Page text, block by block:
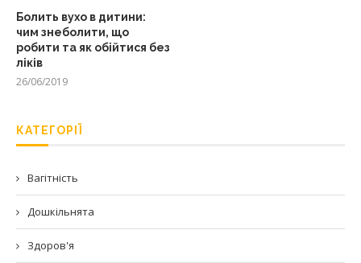
Болить вухо в дитини:
чим знеболити, що
робити та як обійтися без
ліків
26/06/2019
КАТЕГОРІЇ
Вагітність
Дошкільнята
Здоров'я